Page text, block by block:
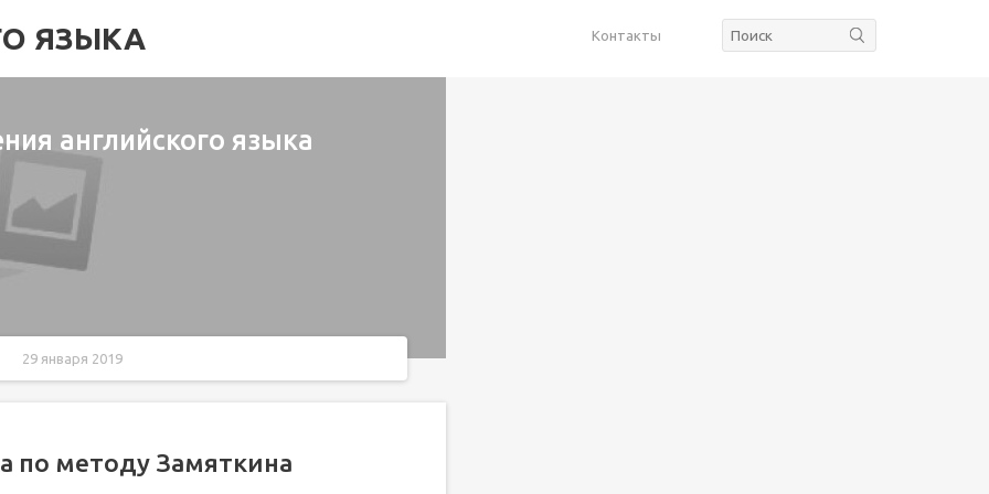
ЯЗЫКА Контакты
английского языка
29 января 2019
по методу Замяткина